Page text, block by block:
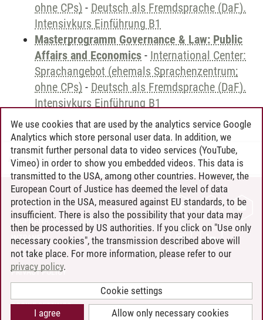
ohne CPs) - Deutsch als Fremdsprache (DaF).
Intensivkurs Einführung B1
Masterprogramm Governance & Law: Public
Affairs and Economics - International Center:
Sprachangebot (ehemals Sprachenzentrum;
ohne CPs) - Deutsch als Fremdsprache (DaF).
Intensivkurs Einführung B1
Andreea Tribel 30.06.2024
CONTACT
LEUPHANA AS EMPLOYER
INTRANET
SITE NOTICE
PRIVACY POLICY
COOKIE SETTINGS
We use cookies that are used by the analytics service Google
Analytics which store personal user data. In addition, we
transmit further personal data to video services (YouTube,
Vimeo) in order to show you embedded videos. This data is
transmitted to the USA, among other countries. However, the
European Court of Justice has deemed the level of data
protection in the USA, measured against EU standards, to be
insufficient. There is also the possibility that your data may
then be processed by US authorities. If you click on "Use only
necessary cookies", the transmission described above will
not take place. For more information, please refer to our
privacy policy.
Cookie settings
Allow only necessary cookies
I agree